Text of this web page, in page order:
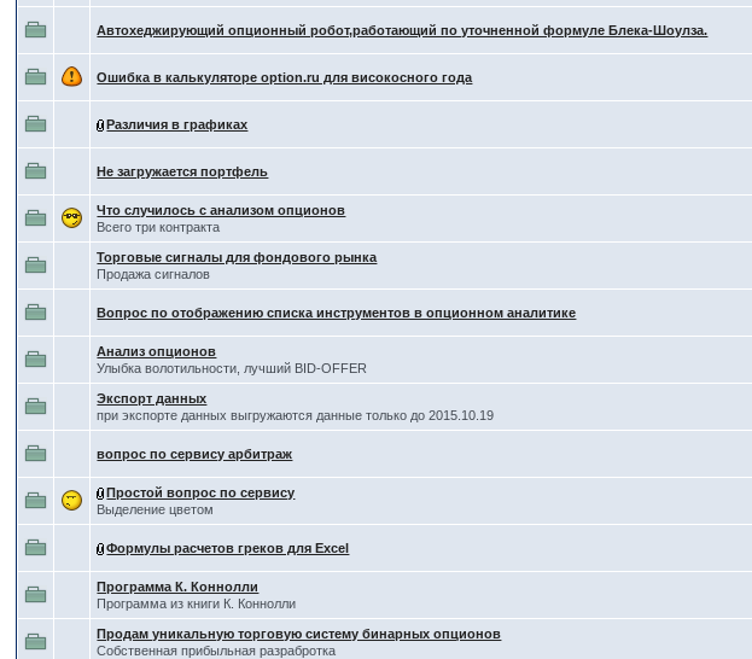
Автохеджирующий опционный робот,работающий по уточненной формуле Блека-Шоулза.
Ошибка в калькуляторе option.ru для високосного года
Различия в графиках
Не загружается портфель
Что случилось с анализом опционов
Всего три контракта
Торговые сигналы для фондового рынка
Продажа сигналов
Вопрос по отображению списка инструментов в опционном аналитике
Анализ опционов
Улыбка волотильности, лучший BID-OFFER
Экспорт данных
при экспорте данных выгружаются данные только до 2015.10.19
вопрос по сервису арбитраж
Простой вопрос по сервису
Выделение цветом
Формулы расчетов греков для Excel
Программа К. Коннолли
Программа из книги К. Коннолли
Продам уникальную торговую систему бинарных опционов
Собственная прибыльная разрабротка